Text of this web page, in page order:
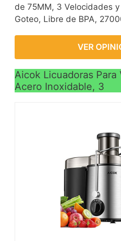
de 75MM, 3 Velocidades
Goteo, Libre de BPA,
VER
Aicok Licuadoras Para
Acero Inoxidable, 3